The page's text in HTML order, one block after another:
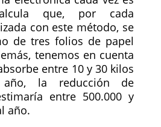
que, por cada
con este método, se
de tres folios de papel
tenemos en cuenta
entre 10 y 30 kilos
la reducción de
entre 500.000 y
año.